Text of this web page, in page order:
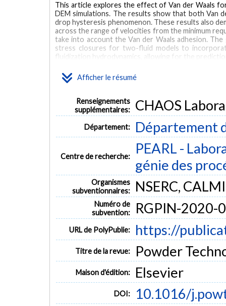
Afficher le résumé
This article explores the effect of Van der Waals
DEM simulations. The results show that both Van
drop hysteresis phenomenon. These results also
across the range of velocities from the minimum
take into account the Van der Waals adhesion.
stress closures for two-fluid models to
fluidization hydrodynamics, allowing for the
MOTS CLÉS
CFD-DEM
Renseignements
supplémentaires:
CHAOS
Département: Département
Centre de recherche:
PEARL -
génie des
Organismes
subventionnaires:
NSERC,
Numéro de
subvention:
RGPIN-2020-
URL de PolyPublie: https://
Titre de la revue: Powder
Maison d'édition: Elsevier
DOI: 10.1016/